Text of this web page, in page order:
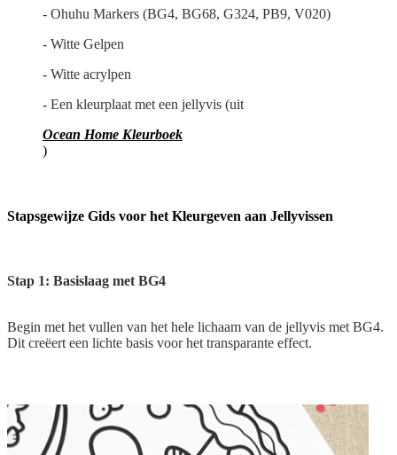
- Ohuhu Markers (BG4, BG68, G324, PB9, V020)
- Witte Gelpen
- Witte acrylpen
- Een kleurplaat met een jellyvis (uit
Ocean Home Kleurboek
)
Stapsgewijze Gids voor het Kleurgeven aan Jellyvissen
Stap 1: Basislaag met BG4
Begin met het vullen van het hele lichaam van de jellyvis met BG4.
Dit creëert een lichte basis voor het transparante effect.